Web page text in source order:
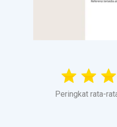
Peringkat rata-